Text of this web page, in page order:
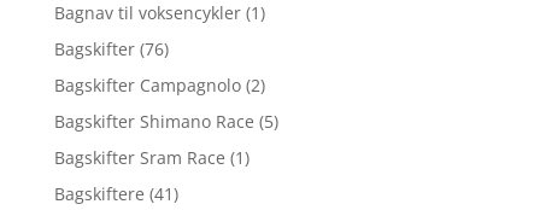
Bagnav til voksencykler (1)
Bagskifter (76)
Bagskifter Campagnolo (2)
Bagskifter Shimano Race (5)
Bagskifter Sram Race (1)
Bagskiftere (41)